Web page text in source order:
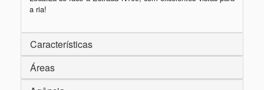
a ria!
Características
Áreas